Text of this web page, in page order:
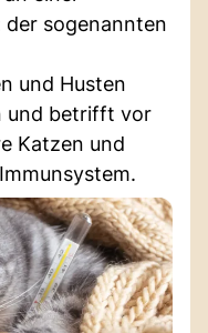
der sogenannten
und Husten
und betrifft vor
Katzen und